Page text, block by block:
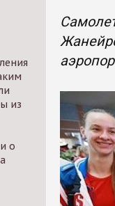
из
о